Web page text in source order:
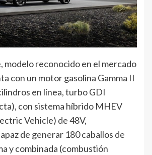
modelo reconocido en el mercado
con un motor gasolina Gamma II
en línea, turbo GDI
con sistema híbrido MHEV
Vehicle) de 48V,
de generar 180 caballos de
y combinada (combustión